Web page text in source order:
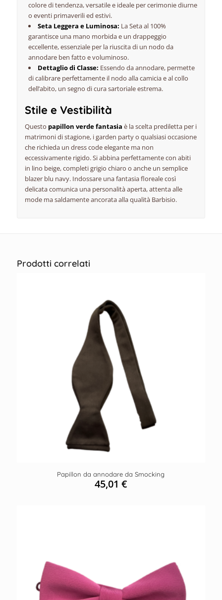
colore di tendenza, versatile e ideale per cerimonie diurne
o eventi primaverili ed estivi.
Seta Leggera e Luminosa: La Seta al 100%
garantisce una mano morbida e un drappeggio
eccellente, essenziale per la riuscita di un nodo da
annodare ben fatto e voluminoso.
Dettaglio di Classe: Essendo da annodare, permette
di calibrare perfettamente il nodo alla camicia e alcollo
dell’abito, un segno di cura sartoriale estrema.
Stile e Vestibilità
Questo papillon verde fantasia è la scelta prediletta per i
matrimoni di stagione, igarden partyo qualsiasi occasione
che richieda un dress codeelegante ma non
eccessivamente rigido. Si abbina perfettamente con abiti
in lino beige, completi grigio chiaro o anche un semplice
blazer blu navy. Indossare una fantasia floreale così
delicata comunica una personalità aperta, attenta alle
mode ma saldamente ancorata alla qualità Barbisio.
Prodotti correlati
Papillon da annodare da Smocking
45,01€